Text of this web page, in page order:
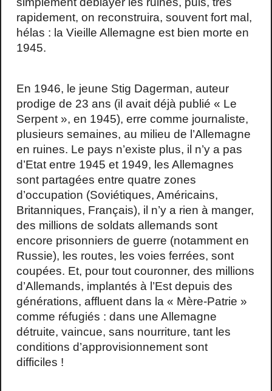
rapidement, on reconstruira, souvent fort mal,
hélas : la Vieille Allemagne est bien morte en
1945.
En 1946, le jeune Stig Dagerman, auteur
prodige de 23 ans (il avait déjà publié « Le
Serpent », en 1945), erre comme journaliste,
plusieurs semaines, au milieu de l’Allemagne
en ruines. Le pays n’existe plus, il n’y a pas
d’Etat entre 1945 et 1949, les Allemagnes
sont partagées entre quatre zones
d’occupation (Soviétiques, Américains,
Britanniques, Français), il n’y a rien à manger,
des millions de soldats allemands sont
encore prisonniers de guerre (notamment en
Russie), les routes, les voies ferrées, sont
coupées. Et, pour tout couronner, des millions
d’Allemands, implantés à l’Est depuis des
générations, affluent dans la « Mère-Patrie »
comme réfugiés : dans une Allemagne
détruite, vaincue, sans nourriture, tant les
conditions d’approvisionnement sont
difficiles !